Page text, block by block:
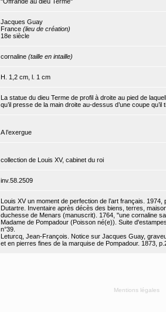
Jacques Guay
France (lieu de création)
18e siècle
cornaline (taille en intaille)
H. 1,2 cm, l. 1 cm
La statue du dieu Terme de profil à droite au pied de
qu’il presse de la main droite au-dessus d’une coupe qu’il
A l’exergue
collection de Louis XV, cabinet du roi
inv.58.2509
Louis XV un moment de perfection de l’art français. 1974,
Dutartre. Inventaire après décès des biens, terres,
duchesse de Menars (manuscrit). 1764, "une cornaline
Madame de Pompadour (Poisson né(e)). Suite
n°39.
Leturcq, Jean-François. Notice sur Jacques Guay,
et en pierres fines de la marquise de Pompadour. 1873,
Mentions légales